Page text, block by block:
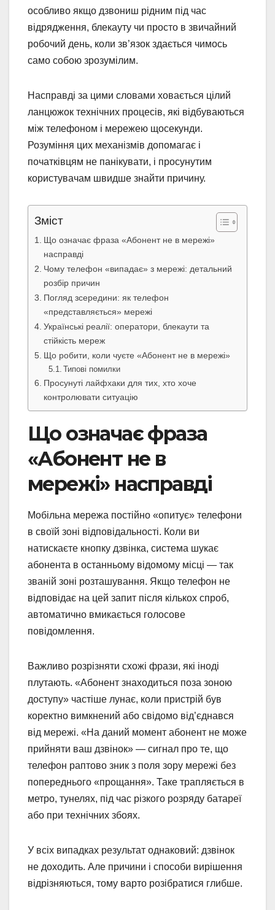
особливо якщо дзвониш рідним під час
відрядження, блекауту чи просто в звичайний
робочий день, коли зв’язок здається чимось
само собою зрозумілим.
Насправді за цими словами ховається цілий
ланцюжок технічних процесів, які відбуваються
між телефоном і мережею щосекунди.
Розуміння цих механізмів допомагає і
початківцям не панікувати, і просунутим
користувачам швидше знайти причину.
Зміст
Що означає фраза «Абонент не в мережі»
насправді
Чому телефон «випадає» з мережі: детальний
розбір причин
Погляд зсередини: як телефон
«представляється» мережі
Українські реалії: оператори, блекаути та
стійкість мереж
Що робити, коли чуєте «Абонент не в мережі»
Типові помилки
Просунуті лайфхаки для тих, хто хоче
контролювати ситуацію
Що означає фраза
«Абонент не в
мережі» насправді
Мобільна мережа постійно «опитує» телефони
в своїй зоні відповідальності. Коли ви
натискаєте кнопку дзвінка, система шукає
абонента в останньому відомому місці — так
званій зоні розташування. Якщо телефон не
відповідає на цей запит після кількох спроб,
автоматично вмикається голосове
повідомлення.
Важливо розрізняти схожі фрази, які іноді
плутають. «Абонент знаходиться поза зоною
доступу» частіше лунає, коли пристрій був
коректно вимкнений або свідомо від’єднався
від мережі. «На даний момент абонент не може
прийняти ваш дзвінок» — сигнал про те, що
телефон раптово зник з поля зору мережі без
попереднього «прощання». Таке трапляється в
метро, тунелях, під час різкого розряду батареї
або при технічних збоях.
У всіх випадках результат однаковий: дзвінок
не доходить. Але причини і способи вирішення
відрізняються, тому варто розібратися глибше.